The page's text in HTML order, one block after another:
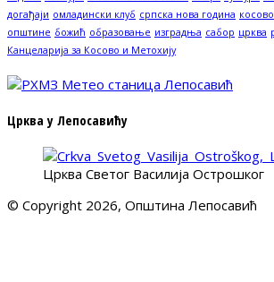
догађаји омладински клуб српска нова година косово
општине божић образовање изградња сабор црква
Канцеларија за Косово и Метохију
Црква у Лепосавићу
Црква Светог Василија Острошког
© Copyright 2026, Општина Лепосавић